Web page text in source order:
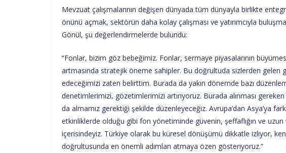
Mevzuat çalışmalarının değişen dünyada tüm dünyayla birlikte
önünü açmak, sektörün daha kolay çalışması ve yatırımcıyla
Gönül, şu değerlendirmelerde bulundu:
“Fonlar, bizim göz bebeğimiz. Fonlar, sermaye piyasalarının
artmasında stratejik öneme sahipler. Bu doğrultuda sizlerden gelen
edeceğimizi zaten belirttim. Burada da yakın dönemde bazı
denetimlerimizi, gözetimlerimizi artırıyoruz. Burada alınması
da almamız gerektiği şekilde düzenleyeceğiz. Avrupa’dan Asya’ya
etkinliklerde olduğu gibi fon yönetiminde güvenin, şeffaflığın ve uzun
içerisindeyiz. Türkiye olarak bu küresel dönüşümü dikkatle izliyor,
doğrultusunda en önemli adımları atmaya özen gösteriyoruz.”